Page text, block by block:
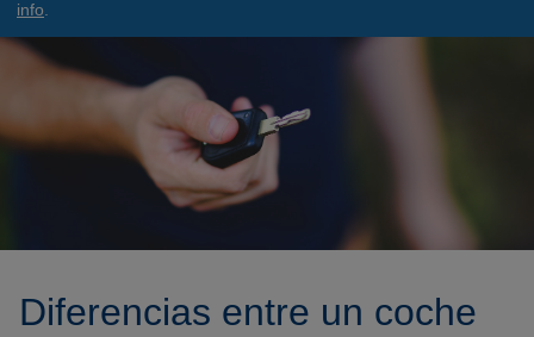
info
Diferencias entre un coche